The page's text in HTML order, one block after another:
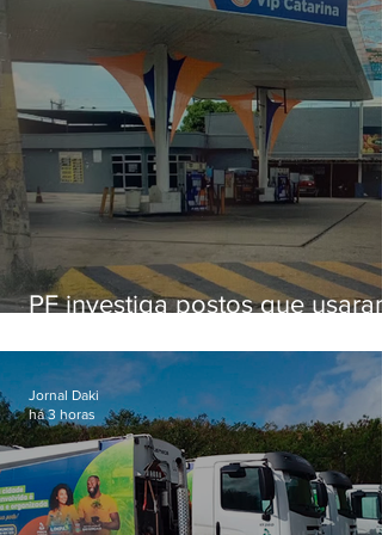
PF investiga postos que usaram
secretário morto em 2020
Jornal Daki
há 3 horas